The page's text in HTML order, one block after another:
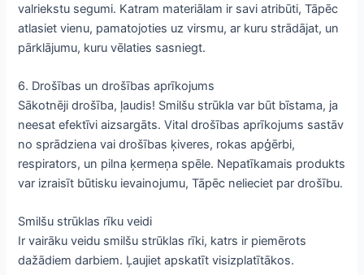
valriekstu segumi. Katram materiālam ir savi atribūti, Tāpēc
atlasiet vienu, pamatojoties uz virsmu, ar kuru strādājat, un
pārklājumu, kuru vēlaties sasniegt.
6. Drošības un drošības aprīkojums
Sākotnēji drošība, ļaudis! Smilšu strūkla var būt bīstama, ja
neesat efektīvi aizsargāts. Vital drošības aprīkojums sastāv
no sprādziena vai drošības ķiveres, rokas apģērbi,
respirators, un pilna ķermeņa spēle. Nepatīkamais produkts
var izraisīt būtisku ievainojumu, Tāpēc nelieciet par drošību.
Smilšu strūklas rīku veidi
Ir vairāku veidu smilšu strūklas rīki, katrs ir piemērots
dažādiem darbiem. Ļaujiet apskatīt visizplatītākos.